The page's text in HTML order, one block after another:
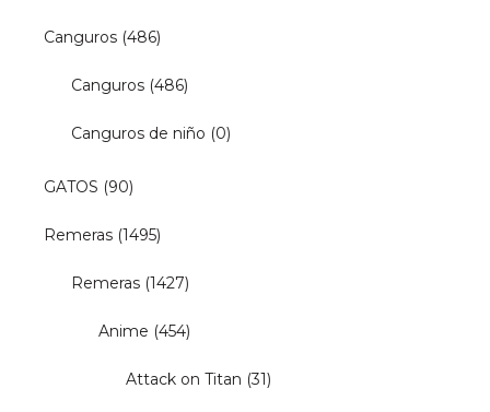
Canguros (486)
Canguros (486)
Canguros de niño (0)
GATOS (90)
Remeras (1495)
Remeras (1427)
Anime (454)
Attack on Titan (31)